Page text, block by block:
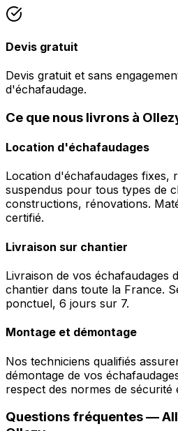
Devis gratuit
Devis gratuit et sans
d'échafaudage.
Ce que nous livrons à
Location d'échafaudages
Location d'échafaudages fixes,
suspendus pour tous types de
constructions, rénovations.
certifié.
Livraison sur chantier
Livraison de vos échafaudages
chantier dans toute la France.
ponctuel, 6 jours sur 7.
Montage et démontage
Nos techniciens qualifiés
démontage de vos
respect des normes de sécurité
Questions fréquentes —